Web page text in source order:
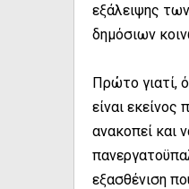
εξάλειψης
δημόσιων
Πρώτο γιατί,
είναι εκείνος
ανακοπεί και
εξασθένιση